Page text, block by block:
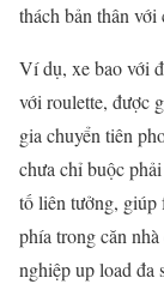
thách bản thân
Ví dụ, xe bao với
với roulette, được
gia chuyển tiên
chưa chỉ buộc
tố liên tưởng, giúp
phía trong căn
nghiệp up load đa